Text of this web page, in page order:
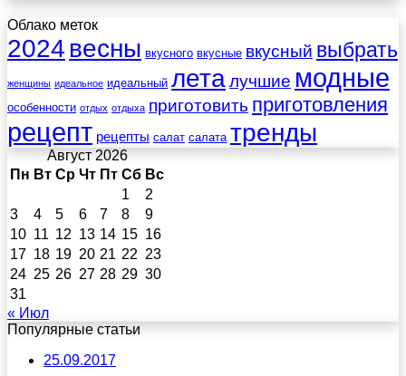
Облако меток
2024 весны вкусного вкусные вкусный выбрать
женщины идеальное идеальный леталучшие модные
особенности отдых отдыха приготовить приготовления
рецепт рецепты салат салата тренды
Август 2026
Пн Вт Ср Чт Пт Сб Вс
1
2
3
4 5 6 7 8
9
10 11 12 13 14 15 16
17 18 19 20 21 22 23
24 25 26 27 28 29 30
31
« Июл
Популярные статьи
25.09.2017